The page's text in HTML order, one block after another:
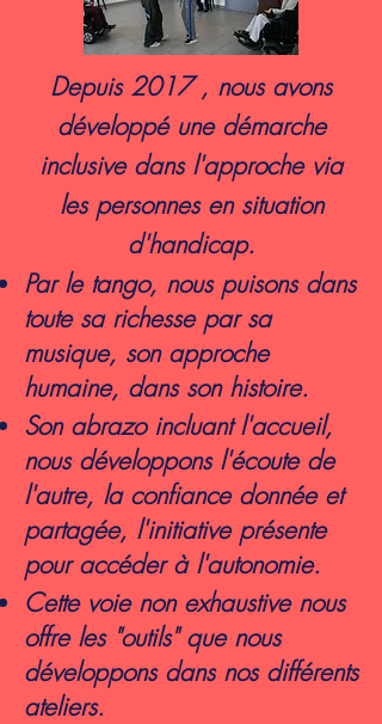
Depuis 2017 , nous avons
développé une démarche
inclusive dans l'approche via
les personnes en situation
d'handicap.
Par le tango, nous puisons dans
toute sa richesse par sa
musique, son approche
humaine, dans son histoire.
Son abrazo incluant l'accueil,
nous développons l'écoute de
l'autre, la confiance donnée et
partagée, l'initiative présente
pour accéder à l'autonomie.
Cette voie non exhaustive nous
offreles "outils" que nous
développonsdans nos différents
ateliers.